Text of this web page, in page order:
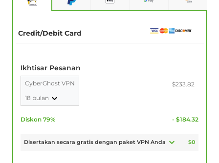
Credit/Debit Card
Ikhtisar Pesanan
CyberGhost VPN
18 bulan
$233.82
Diskon 79% - $184.32
Disertakan secara gratis dengan paket VPN Anda $0